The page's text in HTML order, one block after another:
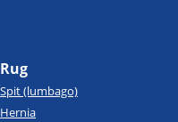
Rug
Spit (lumbago)
Hernia